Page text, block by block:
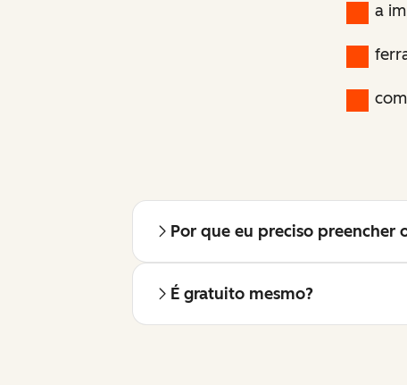
a
Por que eu preciso preencher
É gratuito mesmo?